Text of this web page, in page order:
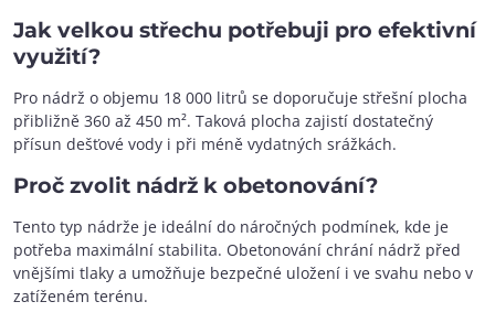
Jak velkou střechu potřebuji pro efektivní
využití?
Pro nádrž o objemu 18 000 litrů se doporučuje střešní plocha
přibližně 360 až 450 m². Taková plocha zajistí dostatečný
přísun dešťové vody i při méně vydatných srážkách.
Proč zvolit nádrž k obetonování?
Tento typ nádrže je ideální do náročných podmínek, kde je
potřeba maximální stabilita. Obetonování chrání nádrž před
vnějšími tlaky a umožňuje bezpečné uložení i ve svahu nebo v
zatíženém terénu.